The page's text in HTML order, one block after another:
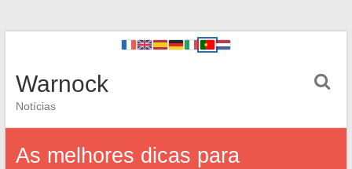
Warnock
Notícias
As melhores dicas para